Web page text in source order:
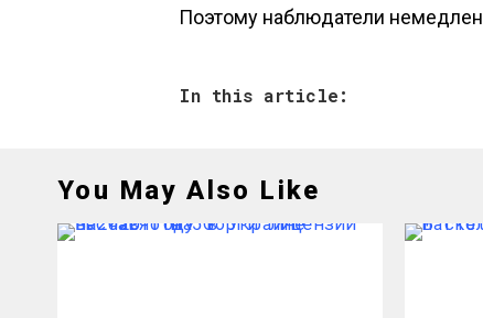
Поэтому наблюдатели
In this article:
You May Also Like